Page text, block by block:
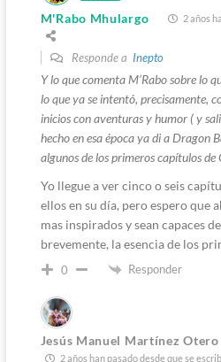
M'Rabo Mhulargo 2 años
Responde a Inepto
Y lo que comenta M’Rabo sobre lo
lo que ya se intentó, precisamente,
inicios con aventuras y humor ( y
hecho en esa época ya di a Dragon
algunos de los primeros capítulos de
Yo llegue a ver cinco o seis
ellos en su día, pero espero que
mas inspirados y sean capaces
brevemente, la esencia de los
0 Responder
Jesús Manuel Martínez Otero
2 años han pasado desde que se